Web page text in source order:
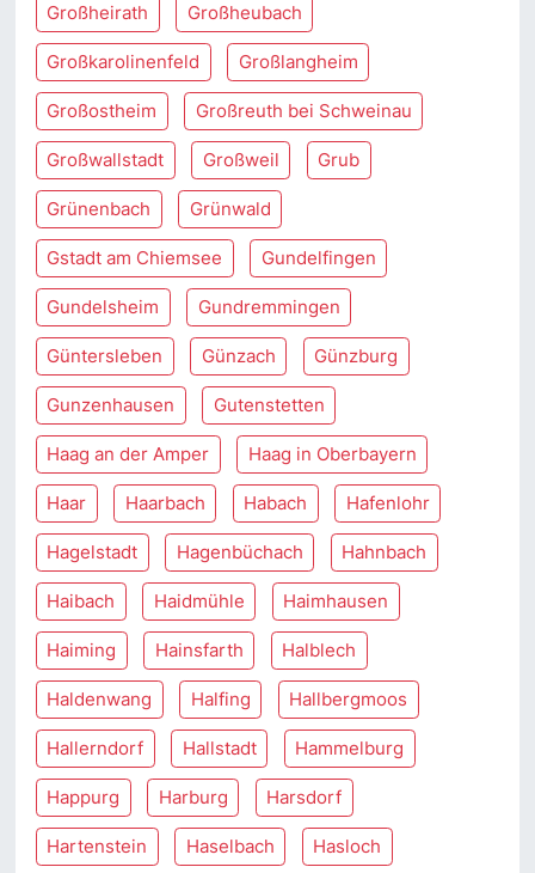
Großheirath Großheubach
Großkarolinenfeld Großlangheim
Großostheim Großreuth bei Schweinau
Großwallstadt Großweil Grub
Grünenbach Grünwald
Gstadt am Chiemsee Gundelfingen
Gundelsheim Gundremmingen
Güntersleben Günzach Günzburg
Gunzenhausen Gutenstetten
Haag an der Amper Haag in Oberbayern
Haar Haarbach Habach Hafenlohr
Hagelstadt Hagenbüchach Hahnbach
Haibach Haidmühle Haimhausen
Haiming Hainsfarth Halblech
Haldenwang Halfing Hallbergmoos
Hallerndorf Hallstadt Hammelburg
Happurg Harburg Harsdorf
Hartenstein Haselbach Hasloch